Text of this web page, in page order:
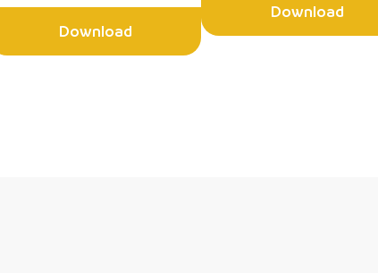
Download
Download